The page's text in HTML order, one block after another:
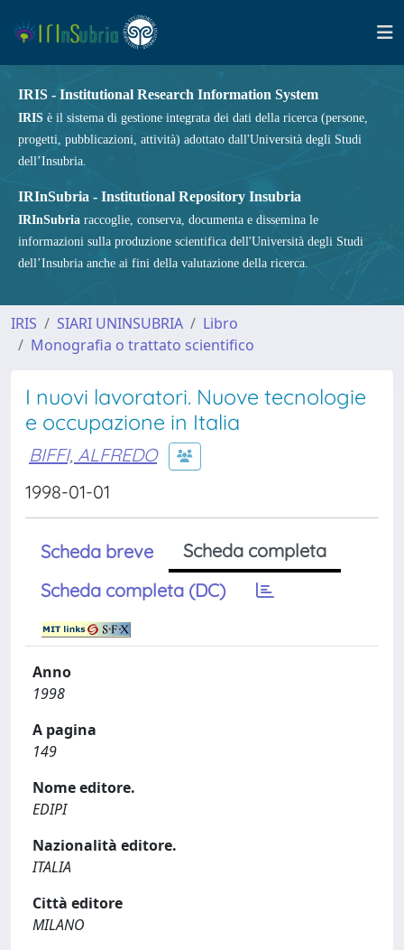
IRIS - Institutional Research Information System
IRIS è il sistema di gestione integrata dei dati della ricerca (persone,
progetti, pubblicazioni, attività) adottato dall'Università degli Studi
dell’Insubria.
IRInSubria - Institutional Repository Insubria
IRInSubria raccoglie, conserva, documenta e dissemina le
informazioni sulla produzione scientifica dell'Università degli Studi
dell’Insubria anche ai fini della valutazione della ricerca.
IRIS SIARI UNINSUBRIA
Libro
Monografia o trattato scientifico
I nuovi lavoratori. Nuove tecnologie
e occupazione in Italia
BIFFI, ALFREDO
1998-01-01
Scheda breve
Scheda completa
Scheda completa (DC)
Anno
1998
A pagina
149
Nome editore.
EDIPI
Nazionalità editore.
ITALIA
Città editore
MILANO